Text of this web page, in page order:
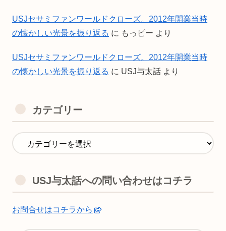
USJセサミファンワールドクローズ。2012年開業当時
の懐かしい光景を振り返る に もっピー より
USJセサミファンワールドクローズ。2012年開業当時
の懐かしい光景を振り返る に USJ与太話 より
カテゴリー
USJ与太話への問い合わせはコチラ
お問合せはコチラから